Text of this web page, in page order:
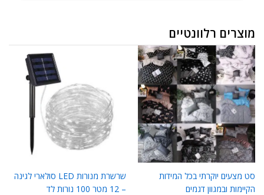
מוצרים רלוונטיים
סט מצעים יוקרתי בכל המידות
הקיימות ובמגוון דגמים
שרשרת מנורות LED סולארי לגינה
– 12 מטר 100 נורות לד